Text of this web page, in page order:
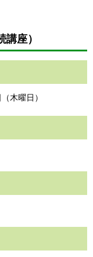
座）
木曜日）